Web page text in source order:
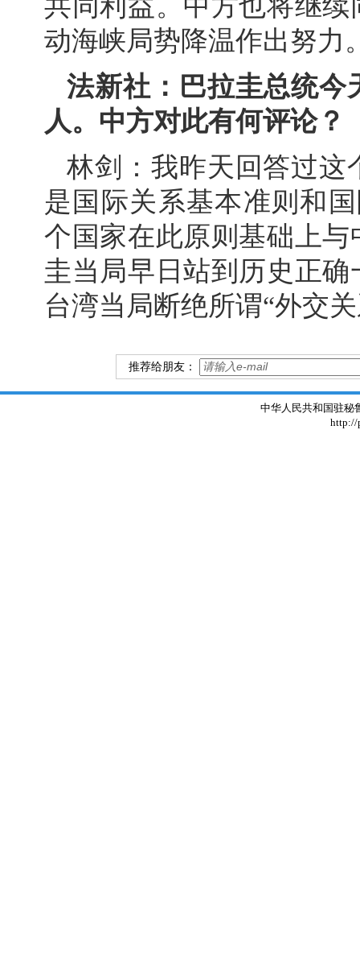
共同利益。中方也将继
动海峡局势降温作出努力
法新社：巴拉圭总统今
人。中方对此有何评论？
林剑：我昨天回答过这
是国际关系基本准则和
个国家在此原则基础上
圭当局早日站到历史正
台湾当局断绝所谓“外交
推荐给朋友：
中华人民共和国驻秘
http://